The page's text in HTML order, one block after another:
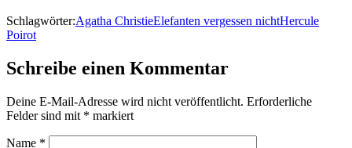
Schlagwörter:Agatha ChristieElefanten vergessen nichtHercule
Poirot
Schreibe einen Kommentar
Deine E-Mail-Adresse wird nicht veröffentlicht. Erforderliche
Felder sind mit * markiert
Name *